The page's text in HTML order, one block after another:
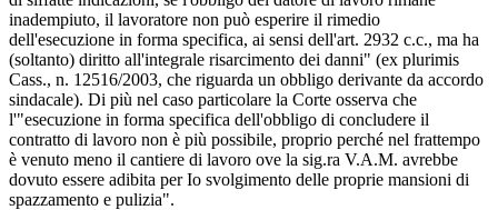
inadempiuto, il lavoratore non può esperire il rimedio
dell'esecuzione in forma specifica, ai sensi dell'art. 2932 c.c., ma ha
(soltanto) diritto all'integrale risarcimento dei danni" (ex plurimis
Cass., n. 12516/2003, che riguarda un obbligo derivante da accordo
sindacale). Di più nel caso particolare la Corte osserva che
l'"esecuzione in forma specifica dell'obbligo di concludere il
contratto di lavoro non è più possibile, proprio perché nel frattempo
è venuto meno il cantiere di lavoro ove la sig.ra V.A.M. avrebbe
dovuto essere adibita per Io svolgimento delle proprie mansioni di
spazzamento e pulizia".